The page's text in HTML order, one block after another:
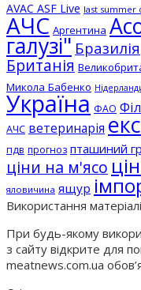
AVAC ASF Live last summer
АЧС Аргентина
галузі" Бразилія
Британія
Микола Бабенко
Україна ФАО
АЧС ветеринарія
пдв прогноз пташиний
ціни на м'ясо
яловичина ящур
Використання
При будь-якому
з сайту відкрите для
meatnews.com.ua